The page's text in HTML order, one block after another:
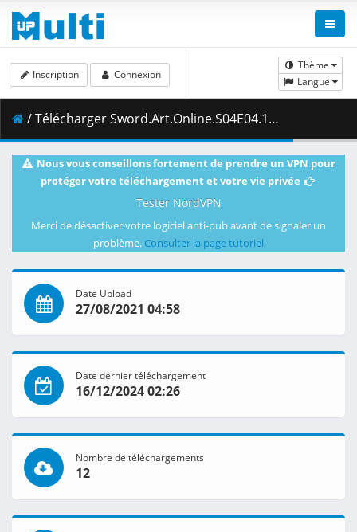
Thème
Langue
Inscription Connexion
/ Télécharger Sword.Art.Online.S04E04.1080p.Blu-Ray.10-Bit.Dual-Audio.LPCM.x265-iAHD.mkv.003 ( 452.39 MB )
Nous vous conseillons fortement de prendre un VPN pour
protéger votre téléchargement et votre vie privée
Tester NordVPN
Merci de désactiver votre logiciel anti-pub avant de signaler un
problème. Consulter la page tutoriel
Date Upload
27/08/2021 04:58
Date dernier téléchargement
16/12/2024 02:26
Nombre de téléchargements
12